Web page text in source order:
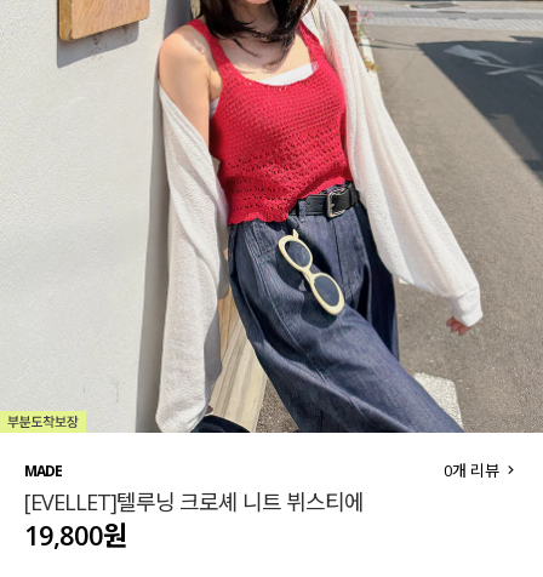
인플루언서 pick!
티셔츠
익스클루시브
아우터
티셔츠
니트
블라우스
원피스
팬츠
스커트
언더웨어
MADE
[EVELLET]텔루닝 크로셰 니트 뷔스티에
0개 리뷰
19,800원